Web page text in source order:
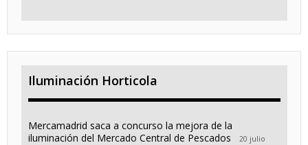
Iluminación Horticola
Mercamadrid saca a concurso la mejora de la
iluminación del Mercado Central de Pescados
20 julio